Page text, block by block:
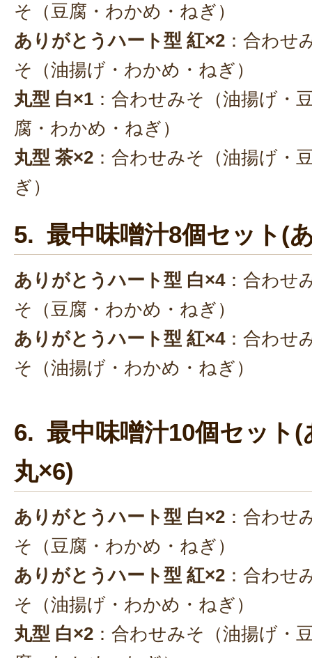
そ（豆腐・わかめ・ねぎ）
ありがとうハート型 紅×2 ：合わせ
そ（油揚げ・わかめ・ねぎ）
丸型 白×1 ：合わせみそ（油揚げ・
腐・わかめ・ねぎ）
丸型 茶×2 ：合わせみそ（油揚げ・
ぎ）
5. 最中味噌汁8個セット(
ありがとうハート型 白×4：合わせ
そ（豆腐・わかめ・ねぎ）
ありがとうハート型 紅×4：合わせ
そ（油揚げ・わかめ・ねぎ）
6. 最中味噌汁10個セット(
丸×6)
ありがとうハート型 白×2 ：合わせ
そ（豆腐・わかめ・ねぎ）
ありがとうハート型 紅×2 ：合わせ
そ（油揚げ・わかめ・ねぎ）
丸型 白×2 ：合わせみそ（油揚げ・